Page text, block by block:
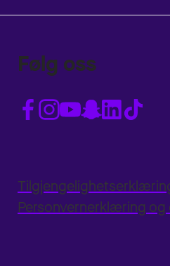
Følg oss
Personvernerklæring og